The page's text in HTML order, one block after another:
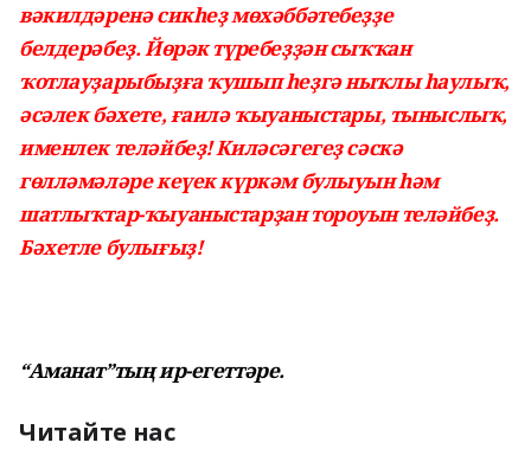
вәкилдәренә сикһеҙ мөхәббәтебеҙҙе
белдерәбеҙ. Йөрәк түребеҙҙән сыҡҡан
ҡотлауҙарыбыҙға ҡушып һеҙгә ныҡлы һаулыҡ,
әсәлек бәхете, ғаилә ҡыуаныстары, тыныслыҡ,
именлек теләйбеҙ! Киләсәгегеҙ сәскә
гөлләмәләре кеүек күркәм булыуын һәм
шатлыҡтар-ҡыуаныстарҙан тороуын теләйбеҙ.
Бәхетле булығыҙ!
“Аманат”тың ир-егеттәре.
Читайте нас